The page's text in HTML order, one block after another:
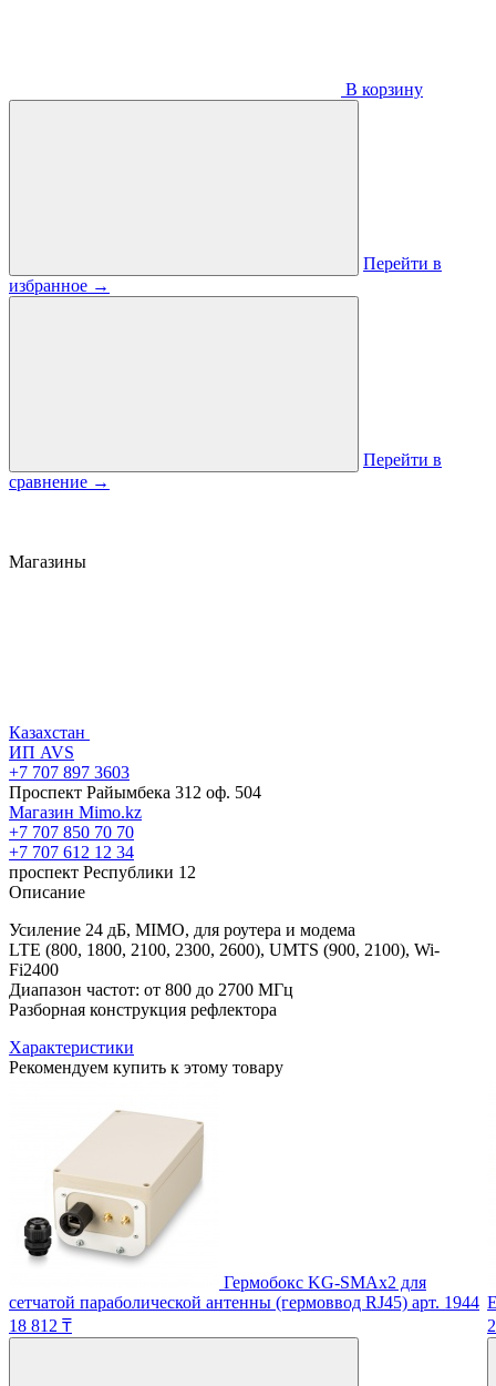
В корзину
Перейти в
избранное →
Перейти в
сравнение →
Магазины
Казахстан
ИП AVS
+7 707 897 3603
Проспект Райымбека 312 оф. 504
Магазин Mimo.kz
+7 707 850 70 70
+7 707 612 12 34
проспект Республики 12
Описание
Усиление 24 дБ, MIMO, для роутера и модема
LTE (800, 1800, 2100, 2300, 2600), UMTS (900, 2100), Wi-
Fi2400
Диапазон частот: от 800 до 2700 МГц
Разборная конструкция рефлектора
Характеристики
Рекомендуем купить к этому товару
Гермобокс KG-SMAx2 для
сетчатой параболической антенны (гермоввод RJ45) арт. 1944
18 812 ₸